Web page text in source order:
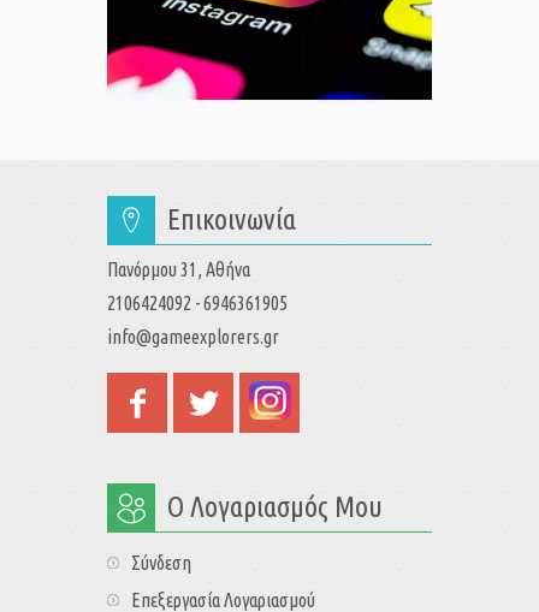
Επικοινωνία
Πανόρμου 31, Αθήνα
2106424092 - 6946361905
info@gameexplorers.gr
Ο Λογαριασμός Μου
Σύνδεση
Επεξεργασία Λογαριασμού